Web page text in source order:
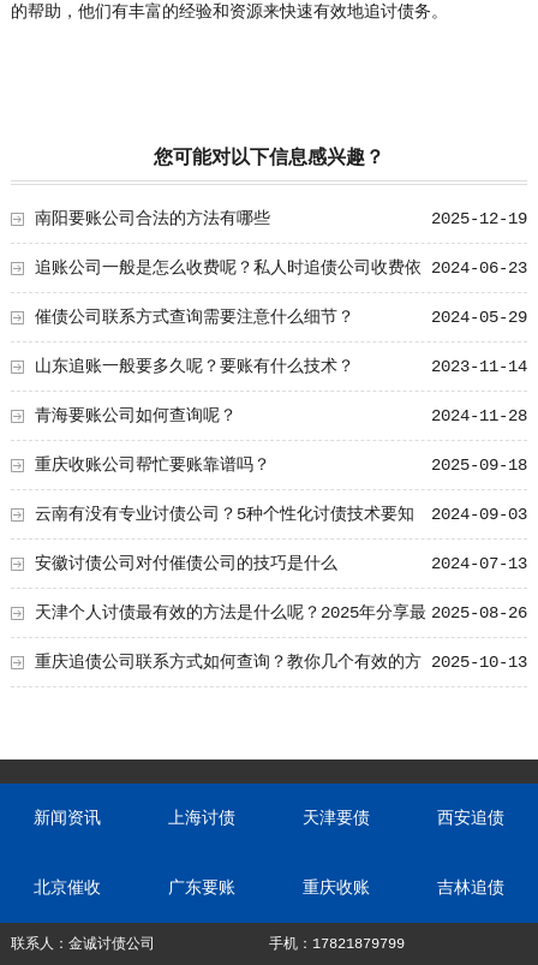
的帮助，他们有丰富的经验和资源来快速有效地追讨债务。
您可能对以下信息感兴趣？
2025-12-19
南阳要账公司合法的方法有哪些
2024-06-23
追账公司一般是怎么收费呢？私人时追债公司收费依
据分析！ 2024-05-29
催债公司联系方式查询需要注意什么细节？
2023-11-14
山东追账一般要多久呢？要账有什么技术？
2024-11-28
青海要账公司如何查询呢？
2025-09-18
重庆收账公司帮忙要账靠谱吗？
2024-09-03
云南有没有专业讨债公司？5种个性化讨债技术要知
道！ 2024-07-13
安徽讨债公司对付催债公司的技巧是什么
2025-08-26
天津个人讨债最有效的方法是什么呢？2025年分享最
新要账技巧！ 2025-10-13
重庆追债公司联系方式如何查询？教你几个有效的方
新闻资讯 上海讨债 天津要债 西安追债
北京催收 广东要账 重庆收账 吉林追债
联系人：金诚讨债公司 手机：17821879799